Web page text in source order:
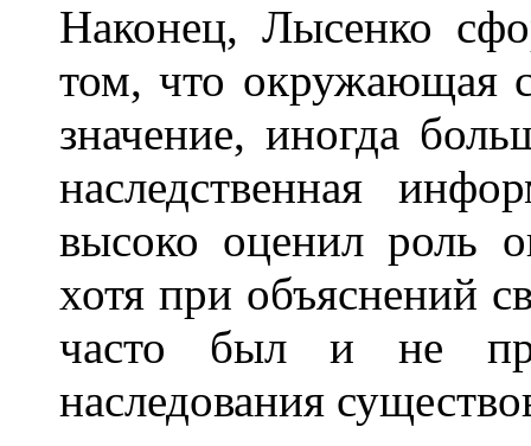
Наконец, Лысенко
том, что окружающая
значение, иногда
наследственная
высоко оценил роль
хотя при объяснений
часто был и не
наследования